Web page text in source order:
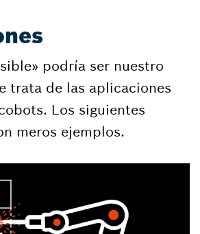
podría ser nuestro
trata de las aplicaciones
Los siguientes
meros ejemplos.